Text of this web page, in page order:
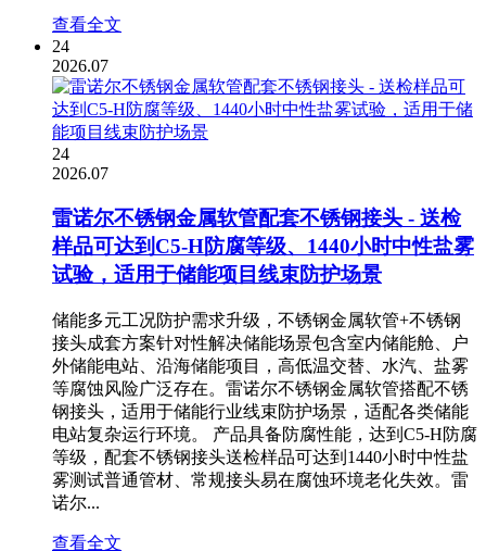
查看全文
24
2026.07
24
2026.07
雷诺尔不锈钢金属软管配套不锈钢接头 - 送检
样品可达到C5-H防腐等级、1440小时中性盐雾
试验，适用于储能项目线束防护场景
储能多元工况防护需求升级，不锈钢金属软管+不锈钢
接头成套方案针对性解决储能场景包含室内储能舱、户
外储能电站、沿海储能项目，高低温交替、水汽、盐雾
等腐蚀风险广泛存在。雷诺尔不锈钢金属软管搭配不锈
钢接头，适用于储能行业线束防护场景，适配各类储能
电站复杂运行环境。 产品具备防腐性能，达到C5-H防腐
等级，配套不锈钢接头送检样品可达到1440小时中性盐
雾测试普通管材、常规接头易在腐蚀环境老化失效。雷
诺尔...
查看全文